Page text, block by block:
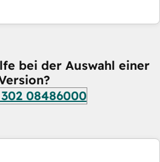
bei der Auswahl einer
08486000